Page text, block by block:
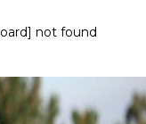
not found